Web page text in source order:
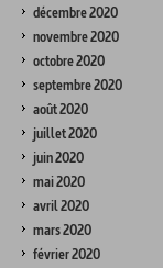
décembre 2020
novembre 2020
octobre 2020
septembre 2020
août 2020
juillet 2020
juin 2020
mai 2020
avril 2020
mars 2020
février 2020